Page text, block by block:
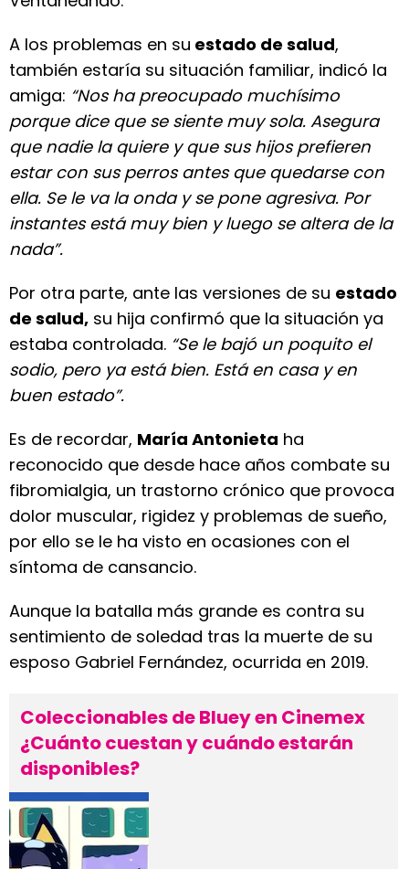
A los problemas en su estado de salud,
también estaría su situación familiar, indicó la
amiga: “Nos ha preocupado muchísimo
porque dice que se siente muy sola. Asegura
que nadie la quiere y que sus hijos prefieren
estar con sus perros antes que quedarse con
ella. Se le va la onda y se pone agresiva. Por
instantes está muy bien y luego se altera de la
nada”.
Por otra parte, ante las versiones de su estado
de salud, su hija confirmó que la situación ya
estaba controlada. “Se le bajó un poquito el
sodio, pero ya está bien. Está en casa y en
buen estado”.
Es de recordar, María Antonieta ha
reconocido que desde hace años combate su
fibromialgia, un trastorno crónico que provoca
dolor muscular, rigidez y problemas de sueño,
por ello se le ha visto en ocasiones con el
síntoma de cansancio.
Aunque la batalla más grande es contra su
sentimiento de soledad tras la muerte de su
esposo Gabriel Fernández, ocurrida en 2019.
Coleccionables de Bluey en Cinemex
¿Cuánto cuestan y cuándo estarán
disponibles?